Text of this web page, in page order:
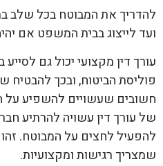
להדריך את המבוטח בכל שלב
ועד לייצוג בבית המשפט אם
עורך דין מקצועי יכול גם
פוליסת הביטוח, ובכך להבטיח
חשובים שעשויים להשפיע על
של עורך דין עשויה להרתיע
להפעיל לחצים על המבוטח. זהו
שמצריך רגישות ומקצועיות.